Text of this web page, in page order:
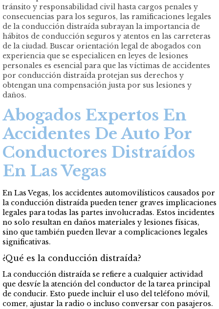
tránsito y responsabilidad civil hasta cargos penales y
consecuencias para los seguros, las ramificaciones legales
de la conducción distraída subrayan la importancia de
hábitos de conducción seguros y atentos en las carreteras
de la ciudad. Buscar orientación legal de abogados con
experienciaque se especialicen en leyes de lesiones
personales es esencial para que las víctimas de accidentes
por conducción distraída protejan sus derechos y
obtengan una compensación justa por sus lesiones y
daños.
Abogados Expertos En
Accidentes De Auto Por
Conductores Distraídos
En Las Vegas
En Las Vegas, los accidentes automovilísticos causados por
la conducción distraída pueden tener graves implicaciones
legales para todas las partes involucradas. Estos incidentes
no solo resultan en daños materiales y lesiones físicas,
sino que también pueden llevar a complicaciones legales
significativas.
¿Qué es la conducción distraída?
La conducción distraída se refiere a cualquier actividad
que desvíe la atención del conductor de la tarea principal
de conducir. Esto puede incluir el uso del teléfono móvil,
comer, ajustar la radio o incluso conversar con pasajeros.